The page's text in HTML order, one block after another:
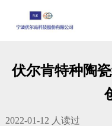
伏尔肯特种陶
2022-01-12 人读过